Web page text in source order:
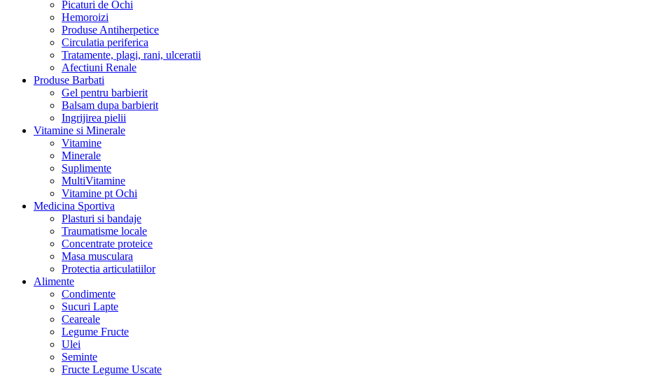
Picaturi de Ochi
Hemoroizi
Produse Antiherpetice
Circulatia periferica
Tratamente, plagi, rani, ulceratii
Afectiuni Renale
Produse Barbati
Gel pentru barbierit
Balsam dupa barbierit
Ingrijirea pielii
Vitamine si Minerale
Vitamine
Minerale
Suplimente
MultiVitamine
Vitamine pt Ochi
Medicina Sportiva
Plasturi si bandaje
Traumatisme locale
Concentrate proteice
Masa musculara
Protectia articulatiilor
Alimente
Condimente
Sucuri Lapte
Ceareale
Legume Fructe
Ulei
Seminte
Fructe Legume Uscate